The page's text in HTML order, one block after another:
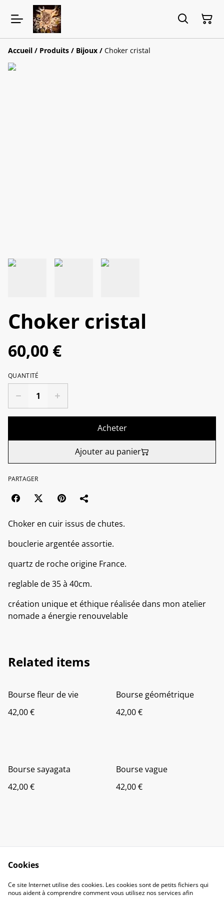
Accueil / Produits / Bijoux / Choker cristal
Choker cristal
60,00 €
QUANTITÉ
Acheter
Ajouter au panier
PARTAGER
Choker en cuir issus de chutes.
bouclerie argentée assortie.
quartz de roche origine France.
reglable de 35 à 40cm.
création unique et éthique réalisée dans mon atelier
nomade a énergie renouvelable
Related items
Bourse fleur de vie
42,00 €
Bourse géométrique
42,00 €
Bourse sayagata
42,00 €
Bourse vague
42,00 €
Contact Us
Legal Terms
Privacy Policy
Cookie Policy
Cookies
Ce site Internet utilise des cookies. Les cookies sont de petits fichiers qui
nous aident à comprendre comment vous utilisez nos services afin